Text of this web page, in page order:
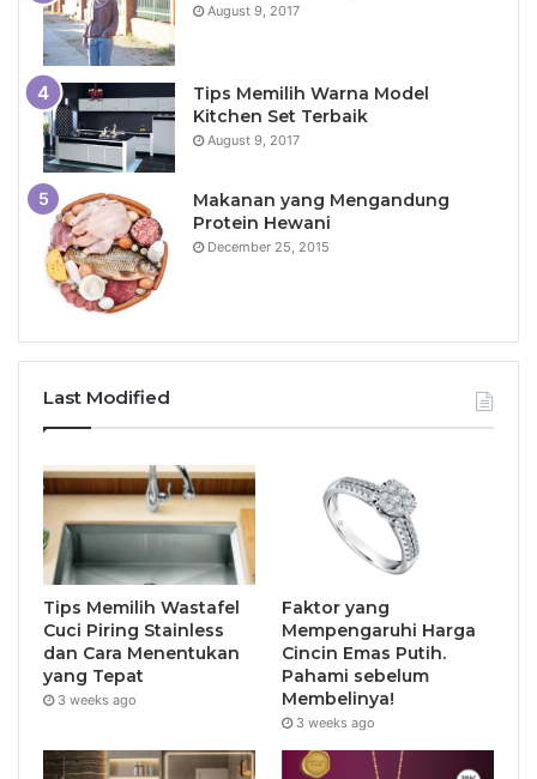
August 9, 2017
Tips Memilih Warna Model
Kitchen Set Terbaik
August 9, 2017
Makanan yang Mengandung
Protein Hewani
December 25, 2015
Last Modified
Tips Memilih Wastafel
Cuci Piring Stainless
dan Cara Menentukan
yang Tepat
3 weeks ago
Faktor yang
Mempengaruhi Harga
Cincin Emas Putih.
Pahami sebelum
Membelinya!
3 weeks ago